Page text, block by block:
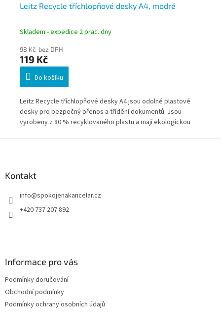
Leitz Recycle tříchlopňové desky A4, modré
Skladem - expedice 2 prac. dny
98 Kč bez DPH
119 Kč
Do košíku
Leitz Recycle tříchlopňové desky A4 jsou odolné plastové
desky pro bezpečný přenos a třídění dokumentů. Jsou
vyrobeny z 80 % recyklovaného plastu a mají ekologickou
Kontakt
info@spokojenakancelar.cz
+420 737 207 892
Informace pro vás
Podmínky doručování
Obchodní podmínky
Podmínky ochrany osobních údajů